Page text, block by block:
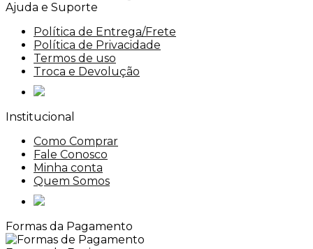
Ajuda e Suporte
Política de Entrega/Frete
Política de Privacidade
Termos de uso
Troca e Devolução
Institucional
Como Comprar
Fale Conosco
Minha conta
Quem Somos
Formas da Pagamento